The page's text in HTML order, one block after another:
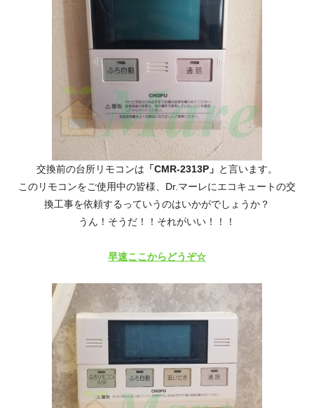
交換前の台所リモコンは 「CMR-2313P」 と言います。
このリモコンをご使用中の皆様、Dr.マーレにエコキュートの交
換工事を依頼するっていうのはいかがでしょうか？
うん！そうだ！！それがいい！！！
早速ここからどうぞ☆